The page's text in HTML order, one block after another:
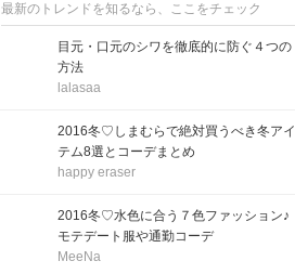
最新のトレンドを知るなら、ここをチェック
目元・口元のシワを徹底的に防ぐ４つの
方法
lalasaa
2016冬♡しまむらで絶対買うべき冬アイ
テム8選とコーデまとめ
happy eraser
2016冬♡水色に合う７色ファッション♪
モテデート服や通勤コーデ
MeeNa